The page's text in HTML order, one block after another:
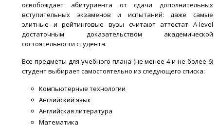
освобождает абитуриента от сдачи дополнительных
вступительных экзаменов и испытаний: даже самые
элитные и рейтинговые вузы считают аттестат A-level
достаточным доказательством академической
состоятельности студента.
Все предметы для учебного плана (не менее 4 и не более 6)
студент выбирает самостоятельно из следующего списка:
Компьютерные технологии
Английский язык
Английская литература
Математика